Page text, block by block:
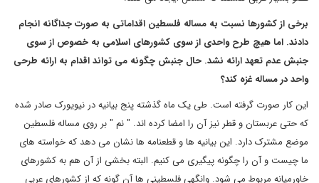
برخی از کشورها نسبت به مساله فلسطین اقداماتی به صورت جداگانه انجام
دادند. اما هیچ طرح واحدی از سوی کشورهای اسلامی به خصوص از سوی
جنبش عدم تعهد ارائه نشد. حال جنبش چگونه می تواند اقدام به ارائه طرحی
واحد در مساله غزه کند؟
این کار صورت گرفته است. طی یک ماه گذشته پنج بیانیه در نیویورک صادر شده
که حتی عربستان و قطر نیز آن را امضا کرده اند. " نم " بر روی مساله فلسطین
موضع مشترک دارد. این بیانیه ها و قطعنامه ها نشان می دهد که خواسته های
ما چیست و آن را چگونه پیگیری می کنیم. البته بخشی از آن هم به کشورهای
خاورمیانه مربوط می شود. وانگهی فلسطینی ها آن گونه که از کشورهای عربی